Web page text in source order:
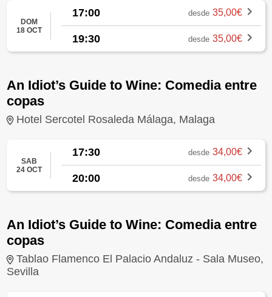
DOM
18 OCT
17:00 desde 35,00€
19:30 desde 35,00€
An Idiot’s Guide to Wine: Comedia entre
copas
Hotel Sercotel Rosaleda Málaga, Malaga
SAB
24 OCT
17:30 desde 34,00€
20:00 desde 34,00€
An Idiot’s Guide to Wine: Comedia entre
copas
Tablao Flamenco El Palacio Andaluz - Sala Museo,
Sevilla